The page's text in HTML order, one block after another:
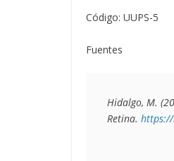
Código: UUPS-5
Fuentes
Hidalgo, M.
Retina.